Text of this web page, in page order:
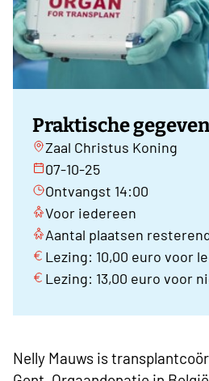
Praktische
Zaal Christus Koning
07-10-25
Ontvangst 14:00
Voor iedereen
Aantal plaatsen
Lezing: 10,00 euro voor
Lezing: 13,00 euro voor
Nelly Mauws is